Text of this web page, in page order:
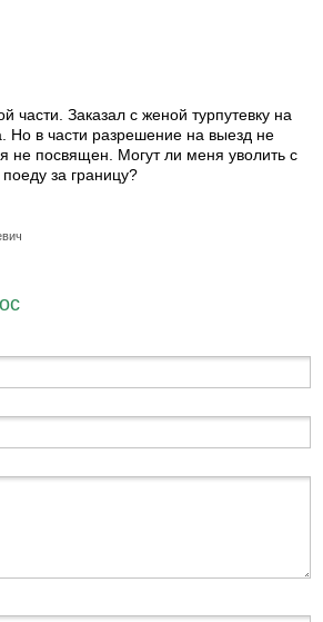
части. Заказал с женой турпутевку на
Но в части разрешение на выезд не
не посвящен. Могут ли меня уволить с
за границу?